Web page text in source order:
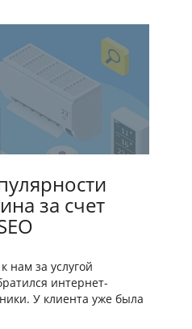
за счет
нам за услугой
интернет-
У клиента уже была